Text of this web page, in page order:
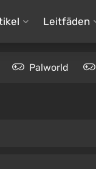
Leitfäden
Palworld